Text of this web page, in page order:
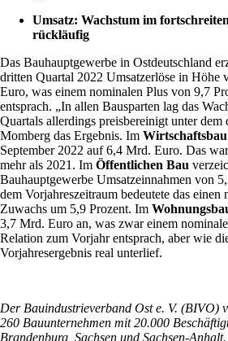
Umsatz: Wachstum im
rückläufig
Das Bauhauptgewerbe in Ostdeutschland
dritten Quartal 2022 Umsatzerlöse in Höhe
Euro, was einem nominalen Plus von 9,7
entsprach. „In allen Bausparten lag das
Quartals allerdings preisbereinigt unter dem
Momberg das Ergebnis. Im Wirtschaftsbau
September 2022 auf 6,4 Mrd. Euro. Das
mehr als 2021. Im Öffentlichen Bau
Bauhauptgewerbe Umsatzeinnahmen von
dem Vorjahreszeitraum bedeutete das einen
Zuwachs um 5,9 Prozent. Im
3,7 Mrd. Euro an, was zwar einem
Relation zum Vorjahr entsprach, aber wie
Vorjahresergebnis real unterlief.
Der Bauindustrieverband Ost e. V. (BIVO)
260 Bauunternehmen mit 20.000
Brandenburg, Sachsen und Sachsen-Anhalt.